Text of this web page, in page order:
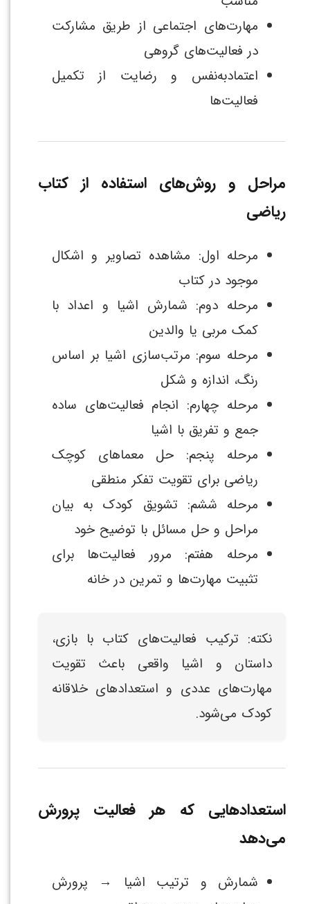
مهارت‌های اجتماعی از طریق مشارکت
در فعالیت‌های گروهی
اعتمادبه‌نفس و رضایت از تکمیل
فعالیت‌ها
مراحل و روش‌های استفاده از کتاب
ریاضی
مرحله اول: مشاهده تصاویر و اشکال
موجود در کتاب
مرحله دوم: شمارش اشیا و اعداد با
کمک مربی یا والدین
مرحله سوم: مرتب‌سازی اشیا بر اساس
رنگ، اندازه و شکل
مرحله چهارم: انجام فعالیت‌های ساده
جمع و تفریق با اشیا
مرحله پنجم: حل معماهای کوچک
ریاضی برای تقویت تفکر منطقی
مرحله ششم: تشویق کودک به بیان
مراحل و حل مسائل با توضیح خود
مرحله هفتم: مرور فعالیت‌ها برای
تثبیت مهارت‌ها و تمرین در خانه
نکته: ترکیب فعالیت‌های کتاب با بازی،
داستان و اشیا واقعی باعث تقویت
مهارت‌های عددی و استعدادهای خلاقانه
کودک می‌شود.
استعدادهایی که هر فعالیت پرورش
می‌دهد
شمارش و ترتیب اشیا → پرورش